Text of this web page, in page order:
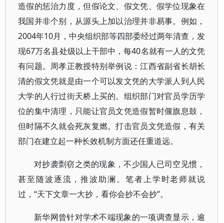
造假的惩治力度，但假论文、假文凭、假学位现象在
我国并非个别，从源头上加以治理并非易事。例如，
2004年10月，中央组织部等四部委经过两年清查，发
现67万名县处级以上干部中，每40名就有一人的文凭
有问题。周孝正教授特别举例说：江西省副省长胡长
清的假文凭就是由一个可以发文凭的大学派人到人民
大学的人行过街天桥上买的。组织部门对官员学历学
位的集中清理，只能让官员文凭造假暂时偃旗息鼓，
但时隔不久就会死灰复燃。打击官员文凭造假，有关
部门在建立起一种长效机制方面还任重道远。
对抄袭剽窃之类的现象，不少国人已司空见惯，
甚至随波逐流，推波助澜。笔者上学时老师就说
过，“天下文章一大抄，看你会抄不会抄”。
新华网曾针对学术不端现象的一项调查显示，逾